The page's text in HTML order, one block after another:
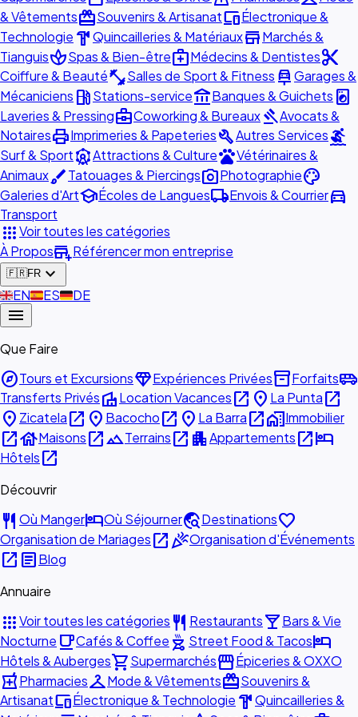
& VêtementsredeemSouvenirs & ArtisanatdevicesÉlectronique &
Technologie hardwareQuincailleries & MatériauxstoreMarchés &
TianguisspaSpas & Bien-êtremedical_servicesMédecins & Dentistescontent_cut
Coiffure & Beautéfitness_centerSalles de Sport & Fitness car_repairGarages &
Mécaniciens local_gas_stationStations-serviceaccount_balanceBanques & Guichets local_laundry_service
Laveries & Pressingbusiness_centerCoworking & BureauxgavelAvocats &
NotairesprintImprimeries & PapeteriesbuildAutres Servicessurfing
Surf & SportattractionsAttractions & CulturepetsVétérinaires &
AnimauxbrushTatouages & Piercingsphoto_cameraPhotographiepalette
Galeries d'ArtschoolÉcoles de Langueslocal_shippingEnvois & Courrierdirections_car
Transport
appsVoir toutes les catégories
À Proposadd_businessRéférencer mon entreprise
🇫🇷FR expand_more
🇬🇧EN🇪🇸ES🇩🇪DE
menu
Que Faire
exploreTours et ExcursionsdiamondExpériences Privéesinventory_2Forfaitsairport_shuttle
Transferts PrivésvillaLocation Vacancesopen_in_new place La Puntaopen_in_new
place Zicatelaopen_in_new place Bacochoopen_in_new place La Barraopen_in_newhome_workImmobilier
open_in_newhouseMaisonsopen_in_newlandscapeTerrainsopen_in_new apartmentAppartementsopen_in_newhotel
Hôtelsopen_in_new
Découvrir
restaurant Où MangerhotelOù Séjournertravel_exploreDestinationsfavorite
Organisation de Mariagesopen_in_newcelebrationOrganisation d'Événements
open_in_new articleBlog
Annuaire
appsVoir toutes les catégories restaurant Restaurantslocal_barBars & Vie
Nocturne local_cafeCafés & Coffee outdoor_grill Street Food & Tacoshotel
Hôtels & Aubergesshopping_cartSupermarchésstorefrontÉpiceries & OXXO
local_pharmacyPharmaciescheckroomMode & VêtementsredeemSouvenirs &
ArtisanatdevicesÉlectronique & Technologie hardwareQuincailleries &